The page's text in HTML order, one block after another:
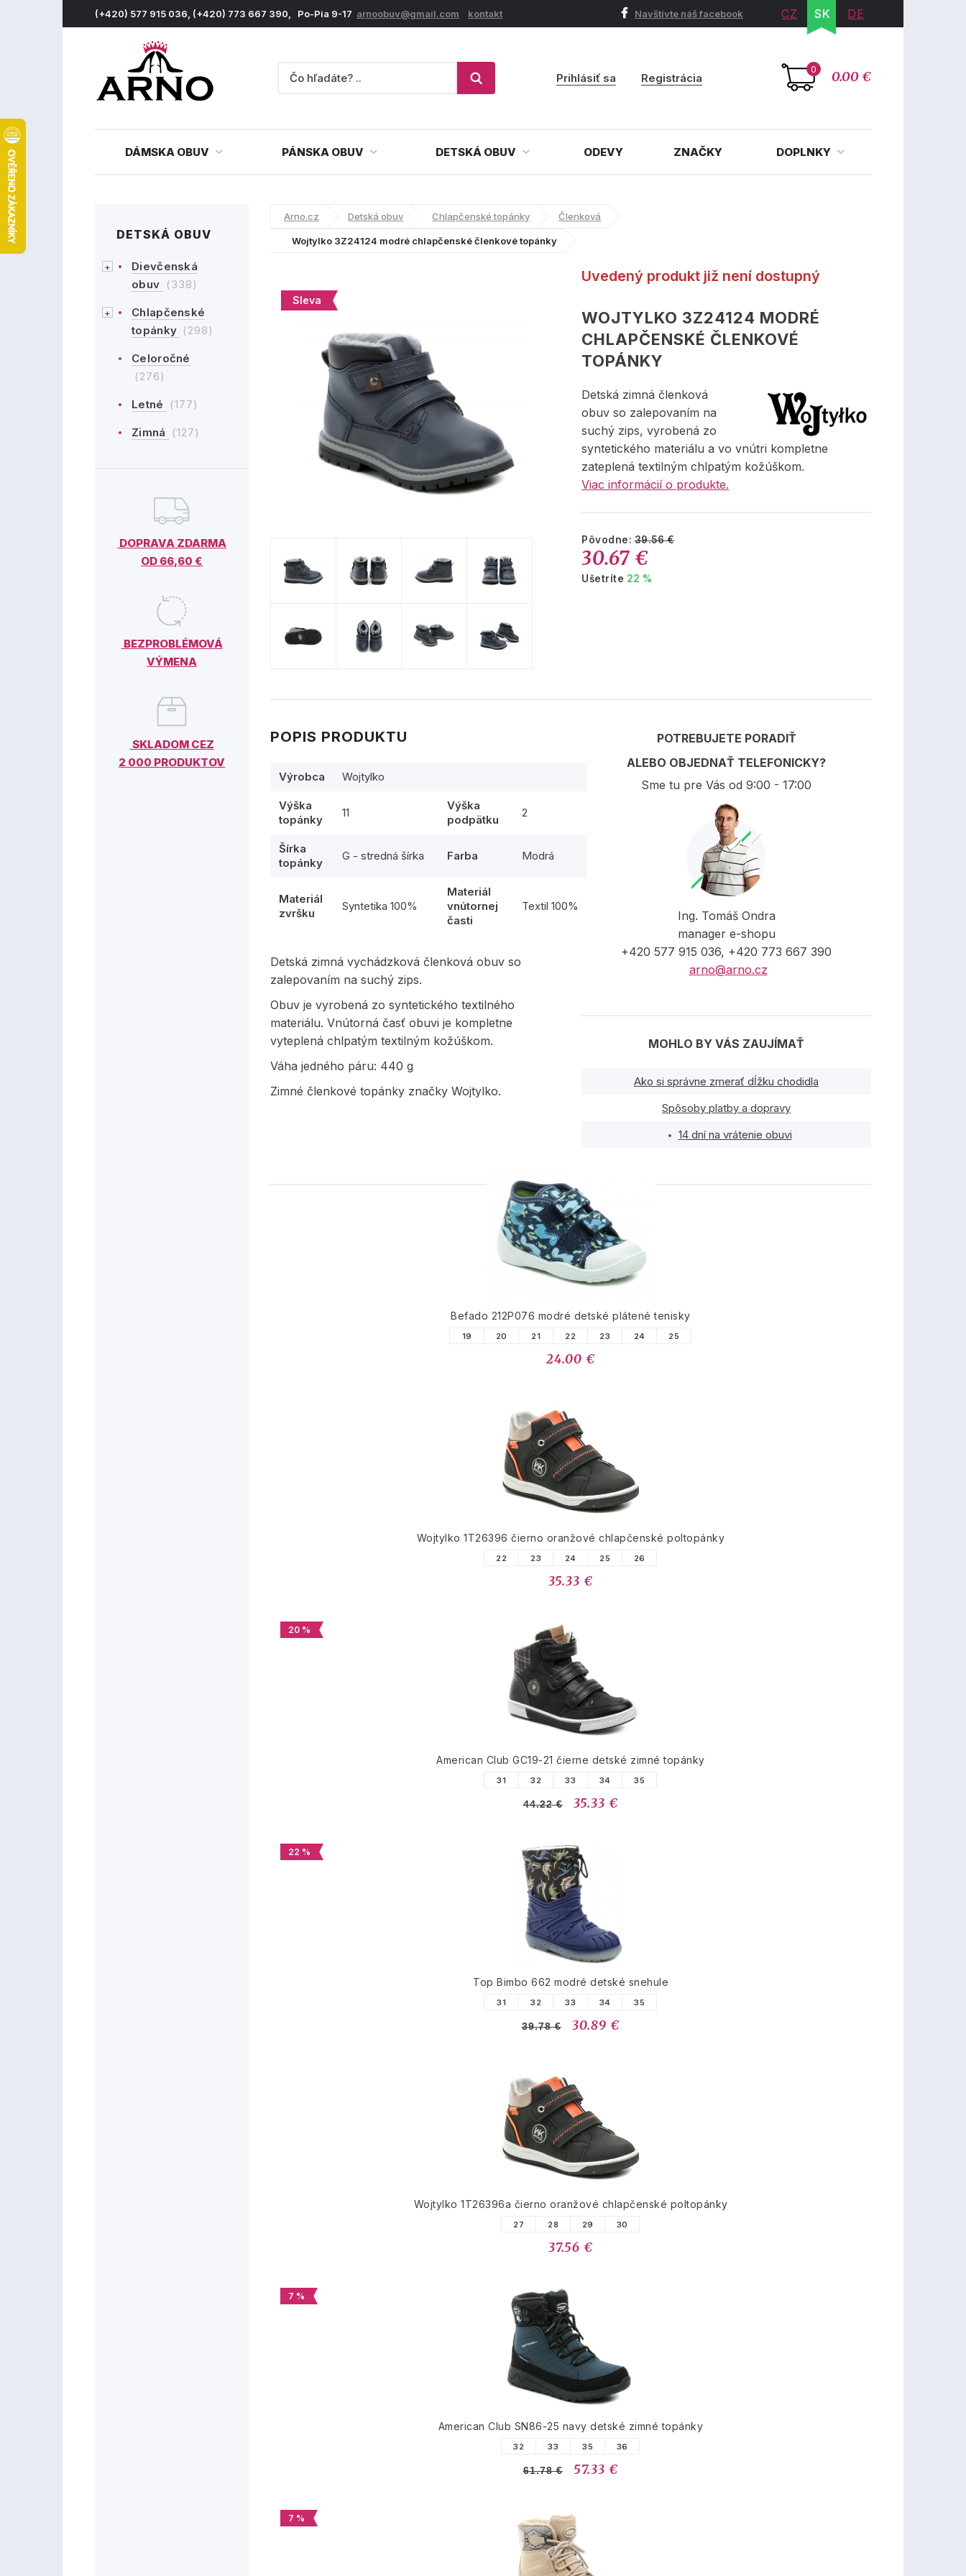
(+420) 577 915 036, (+420) 773 667 390, Po-Pia 9-17 arnoobuv@gmail.com kontakt Navštívte náš facebook CZ SK DE
0 0.00 €
Prihlásiť sa Registrácia
DÁMSKA OBUV PÁNSKA OBUV DETSKÁ OBUV ODEVY ZNAČKY DOPLNKY
DETSKÁ OBUV
Dievčenská
obuv (338)
Chlapčenské
topánky (298)
Celoročné
(276)
Letné (177)
Zimná (127)
DOPRAVA ZDARMA
OD 66,60 €
BEZPROBLÉMOVÁ
VÝMENA
SKLADOM CEZ
2 000 PRODUKTOV
Arno.cz Detská obuv Chlapčenské topánky Členková
Wojtylko 3Z24124 modré chlapčenské členkové topánky
Sleva
Uvedený produkt již není dostupný
WOJTYLKO 3Z24124 MODRÉ
CHLAPČENSKÉ ČLENKOVÉ
TOPÁNKY
Detská zimná členková
obuv so zalepovaním na
suchý zips, vyrobená zo
syntetického materiálu a vo vnútri kompletne
zateplená textilným chlpatým kožúškom.
Viac informácií o produkte.
Pôvodne:39.56 €
30.67 €
Ušetríte 22 %
POPIS PRODUKTU
Výrobca Wojtylko
Výška
topánky
11
Výška
podpätku
2
Šírka
topánky
G - stredná šírka Farba Modrá
Materiál
zvršku
Syntetika 100%
Materiál
vnútornej
časti
Textil 100%
Detská zimná vychádzková členková obuv so
zalepovaním na suchý zips.
Obuv je vyrobená zo syntetického textilného
materiálu. Vnútorná časť obuvi je kompletne
vyteplená chlpatým textilným kožúškom.
Váha jedného páru: 440 g
Zimné členkové topánky značky Wojtylko.
POTREBUJETE PORADIŤ
ALEBO OBJEDNAŤ TELEFONICKY?
Sme tu pre Vás od 9:00 - 17:00
Ing. Tomáš Ondra
manager e-shopu
+420 577 915 036, +420 773 667 390
arno@arno.cz
MOHLO BY VÁS ZAUJÍMAŤ
Ako si správne zmerať dĺžku chodidla
Spôsoby platby a dopravy
14 dní na vrátenie obuvi
PODOBNÉ PRODUKTY
Befado 212P076 modré detské plátené tenisky
19 20 21 22 23 24 25
24.00 €
Wojtylko 1T26396 čierno oranžové chlapčenské poltopánky
22 23 24 25 26
35.33 €
20 %
American Club GC19-21 čierne detské zimné topánky
31 32 33 34 35
44.22 € 35.33 €
22 %
Top Bimbo 662 modré detské snehule
31 32 33 34 35
39.78 € 30.89 €
Wojtylko 1T26396a čierno oranžové chlapčenské poltopánky
27 28 29 30
37.56 €
7 %
American Club SN86-25 navy detské zimné topánky
32 33 35 36
61.78 € 57.33 €
7 %